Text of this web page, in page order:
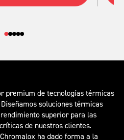
premium de tecnologías térmicas
soluciones térmicas
superior para las
de nuestros clientes.
ha dado forma a la